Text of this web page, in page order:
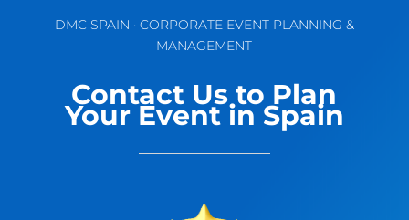
DMC SPAIN · CORPORATE EVENT PLANNING &
MANAGEMENT
Contact Us to Plan
Your Event in Spain